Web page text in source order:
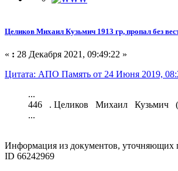
Целиков Михаил Кузьмич 1913 гр, пропал без
« : 28 Декабря 2021, 09:49:22 »
Цитата: АПО Память от 24 Июня 2019,
...
446 . Целиков Михаил Кузьмич
...
Информация из документов, уточняющих
ID 66242969